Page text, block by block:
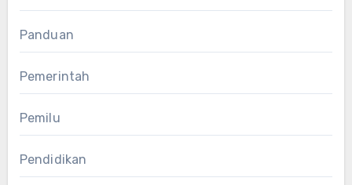
Panduan
Pemerintah
Pemilu
Pendidikan